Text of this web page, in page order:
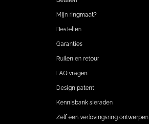
Mijn ringmaat?
Bestellen
Garanties
Ruilen en retour
FAQ vragen
Design patent
Kennisbank sieraden
Zelf een verlovingsring ontwerpen